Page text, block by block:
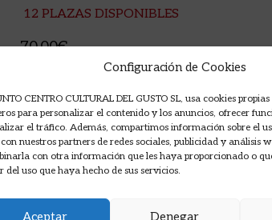
Configuración de Cookies
CENTRO CULTURAL DEL GUSTO SL, usa cookies
para personalizar el contenido y los anuncios, ofrecer
el tráfico. Además, compartimos información sobre el
nuestros partners de redes sociales, publicidad y análisis
con otra información que les haya proporcionado o
del uso que haya hecho de sus servicios.
Aceptar Denegar
12 PLAZAS DISPONIBLES
70,00€